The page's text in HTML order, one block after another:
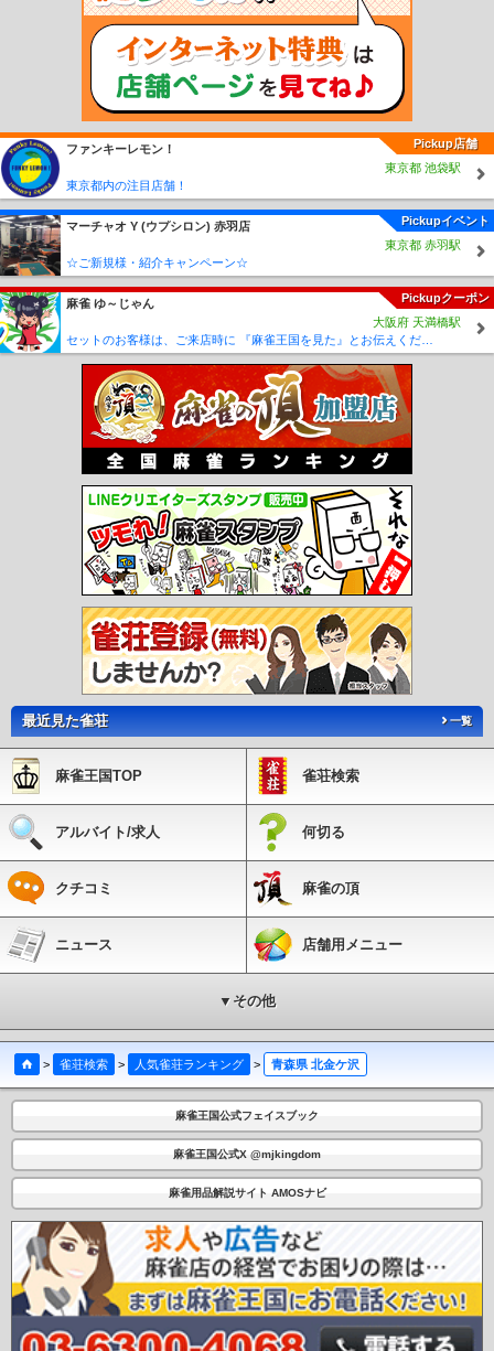
弘前東高前駅 運動公園前駅 新里駅 館田駅 平賀駅
柏農高校前駅
尾上高校前駅 田舎館駅 境松駅 黒石駅 宿川原駅 鯖石駅
石川駅 義塾高校前駅 津軽大沢駅 松木平駅 小栗山駅 千年駅
弘前学院大前駅 弘高下駅 中央弘前駅 大曲駅 柳沢駅
高清水駅 北里大学前駅 工業高校前駅 ひがし野団地駅 十和田市駅
諏訪ノ平駅 剣吉駅 苫米地駅 北高岩駅 筒井駅
Pickup店舗
ファンキーレモン！
東京都 池袋駅
東京都内の注目店舗！
Pickupイベント
マーチャオ Υ (ウプシロン) 赤羽店
東京都 赤羽駅
☆ご新規様・紹介キャンペーン☆
Pickupクーポン
麻雀 ゆ～じゃん
大阪府 天満橋駅
最近見た雀荘 一覧
麻雀王国TOP 雀荘検索
アルバイト/求人 何切る
クチコミ 麻雀の頂
ニュース 店舗用メニュー
▼その他
> 雀荘検索 > 人気雀荘ランキング > 青森県 北金ケ沢
麻雀王国公式フェイスブック
麻雀王国公式X @mjkingdom
麻雀用品解説サイト AMOSナビ